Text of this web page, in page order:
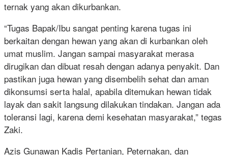
ternak yang akan dikurbankan.
“Tugas Bapak/Ibu sangat penting karena tugas ini
berkaitan dengan hewan yang akan di kurbankan oleh
umat muslim. Jangan sampai masyarakat merasa
dirugikan dan dibuat resah dengan adanya penyakit. Dan
pastikan juga hewan yang disembelih sehat dan aman
dikonsumsi serta halal, apabila ditemukan hewan tidak
layak dan sakit langsung dilakukan tindakan. Jangan ada
toleransi lagi, karena demi kesehatan masyarakat,” tegas
Zaki.
Azis Gunawan Kadis Pertanian, Peternakan, dan